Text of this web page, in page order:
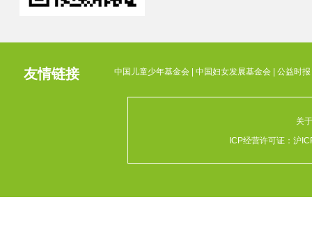
友情链接 中国儿童少年基金会 中国妇女发展基金会 公益时报
关
ICP经营许可证： 沪